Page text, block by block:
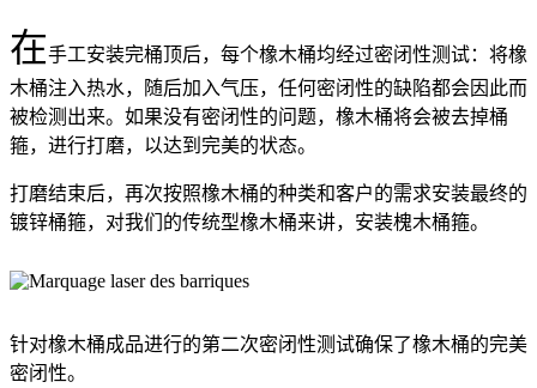
在手工安装完桶顶后，每个橡木桶均经过密闭性测试：将橡
木桶注入热水，随后加入气压，任何密闭性的缺陷都会因此而
被检测出来。如果没有密闭性的问题，橡木桶将会被去掉桶
箍，进行打磨，以达到完美的状态。
打磨结束后，再次按照橡木桶的种类和客户的需求安装最终的
镀锌桶箍，对我们的传统型橡木桶来讲，安装槐木桶箍。
针对橡木桶成品进行的第二次密闭性测试确保了橡木桶的完美
密闭性。